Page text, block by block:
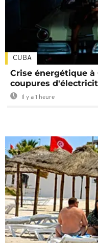
CUBA
Crise énergétique
coupures
Il y a 1 heure